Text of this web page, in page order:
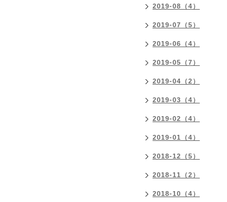
2019-08（4）
2019-07（5）
2019-06（4）
2019-05（7）
2019-04（2）
2019-03（4）
2019-02（4）
2019-01（4）
2018-12（5）
2018-11（2）
2018-10（4）